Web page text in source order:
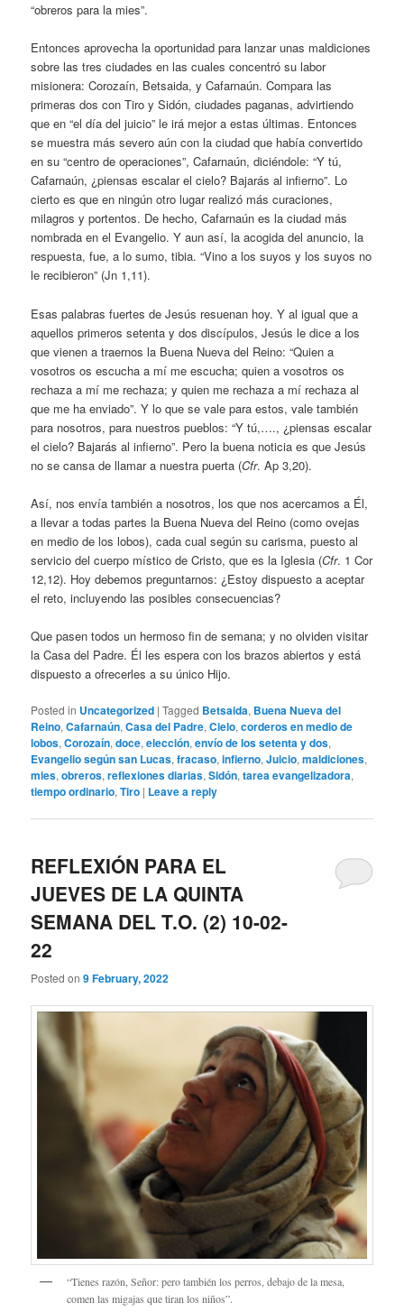
“obreros para la mies”.
Entonces aprovecha la oportunidad para lanzar unas maldiciones
sobre las tres ciudades en las cuales concentró su labor
misionera: Corozaín, Betsaida, y Cafarnaún. Compara las
primeras dos con Tiro y Sidón, ciudades paganas, advirtiendo
que en “el día del juicio” le irá mejor a estas últimas. Entonces
se muestra más severo aún con la ciudad que había convertido
en su “centro de operaciones”, Cafarnaún, diciéndole: “Y tú,
Cafarnaún, ¿piensas escalar el cielo? Bajarás al infierno”. Lo
cierto es que en ningún otro lugar realizó más curaciones,
milagros y portentos. De hecho, Cafarnaún es la ciudad más
nombrada en el Evangelio. Y aun así, la acogida del anuncio, la
respuesta, fue, a lo sumo, tibia. “Vino a los suyos y los suyos no
le recibieron” (Jn 1,11).
Esas palabras fuertes de Jesús resuenan hoy. Y al igual que a
aquellos primeros setenta y dos discípulos, Jesús le dice a los
que vienen a traernos la Buena Nueva del Reino: “Quien a
vosotros os escucha a mí me escucha; quien a vosotros os
rechaza a mí me rechaza; y quien me rechaza a mí rechaza al
que me ha enviado”. Y lo que se vale para estos, vale también
para nosotros, para nuestros pueblos: “Y tú,…., ¿piensas escalar
el cielo? Bajarás al infierno”. Pero la buena noticia es que Jesús
no se cansa de llamar a nuestra puerta (Cfr. Ap 3,20).
Así, nos envía también a nosotros, los que nos acercamos a Él,
a llevar a todas partes la Buena Nueva del Reino (como ovejas
en medio de los lobos), cada cual según su carisma, puesto al
servicio del cuerpo místico de Cristo, que es la Iglesia (Cfr. 1 Cor
12,12). Hoy debemos preguntarnos: ¿Estoy dispuesto a aceptar
el reto, incluyendo las posibles consecuencias?
Que pasen todos un hermoso fin de semana; y no olviden visitar
la Casa del Padre. Él les espera con los brazos abiertos y está
dispuesto a ofrecerles a su único Hijo.
Posted in Uncategorized |Tagged Betsaida, Buena Nueva del
Reino,Cafarnaún,Casa del Padre,Cielo,corderos en medio de
lobos,Corozaín,doce,elección,envío de los setenta y dos,
Evangelio según san Lucas,fracaso,infierno,Juicio,maldiciones,
mies,obreros,reflexiones diarias,Sidón,tarea evangelizadora,
tiempo ordinario,Tiro | Leave a reply
REFLEXIÓN PARA EL
JUEVES DE LA QUINTA
SEMANA DEL T.O. (2) 10-02-
22
Posted on9 February, 2022
“Tienes razón, Señor: pero también los perros, debajo de la mesa,
comen las migajas que tiran los niños”.